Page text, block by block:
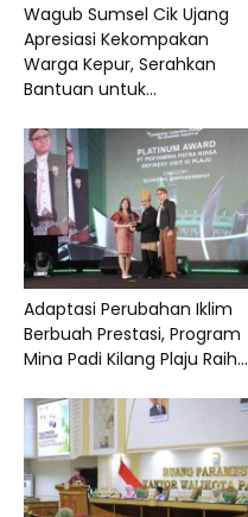
Wagub Sumsel Cik Ujang
Apresiasi Kekompakan
Warga Kepur, Serahkan
Bantuan untuk...
Adaptasi Perubahan Iklim
Berbuah Prestasi, Program
Mina Padi Kilang Plaju Raih...